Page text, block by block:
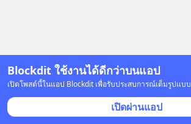
Blockdit ใช้งานได้ดีกว่าบนแอป
เปิดโพสต์นี้ในแอป Blockdit เพื่อรับประสบการณ์เต็มรูปแบบ
เปิดผ่านแอป